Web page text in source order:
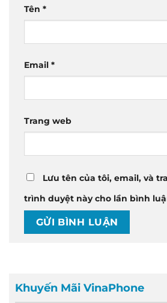
Tên *
Email *
Trang web
Lưu tên của tôi, email, và
trình duyệt này cho lần bình
Khuyến Mãi VinaPhone